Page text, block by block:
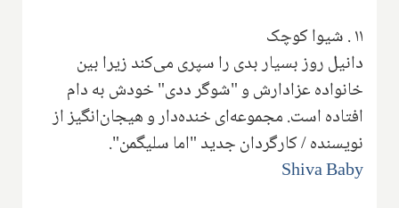
۱۱.شیوا کوچک
دانیل روز بسیار بدی را سپری می‌کند زیرا بین
خانواده عزادارش و "شوگر ددی" خودش به دام
افتاده است. مجموعه‌ای خنده‌دار و هیجان‌انگیز از
نویسنده / کارگردان جدید "اما سلیگمن".
Shiva Baby